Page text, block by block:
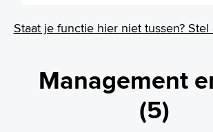
Staat je functie hier niet tussen?
Management
(5)